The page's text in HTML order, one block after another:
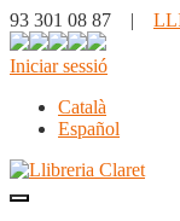
93 301 08 87 |
Iniciar sessió
Català
Español